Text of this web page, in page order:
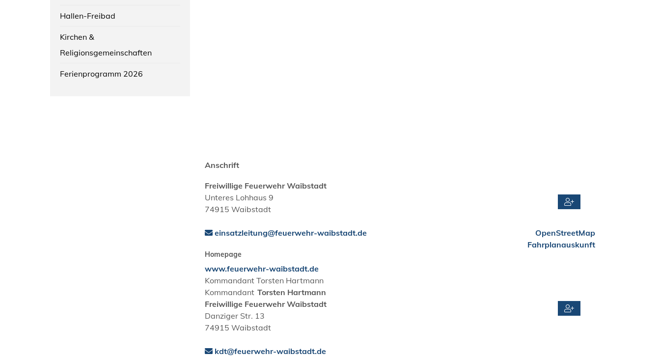
Hallen-Freibad
Kirchen &
Religionsgemeinschaften
Ferienprogramm 2026
Anschrift
Freiwillige Feuerwehr Waibstadt
Unteres Lohhaus 9
74915 Waibstadt
OpenStreetMap
Fahrplanauskunft
einsatzleitung@feuerwehr-waibstadt.de
Homepage
www.feuerwehr-waibstadt.de
Kommandant Torsten Hartmann
Kommandant Torsten Hartmann
Freiwillige Feuerwehr Waibstadt
Danziger Str. 13
74915 Waibstadt
kdt@feuerwehr-waibstadt.de